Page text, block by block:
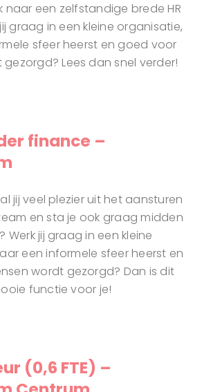
naar een zelfstandige brede HR
graag in een kleine organisatie,
sfeer heerst en goed voor
Lees dan snel verder!
finance –
jij veel plezier uit het aansturen
en sta je ook graag midden
Werk jij graag in een kleine
een informele sfeer heerst en
wordt gezorgd? Dan is dit
functie voor je!
(0,6 FTE) –